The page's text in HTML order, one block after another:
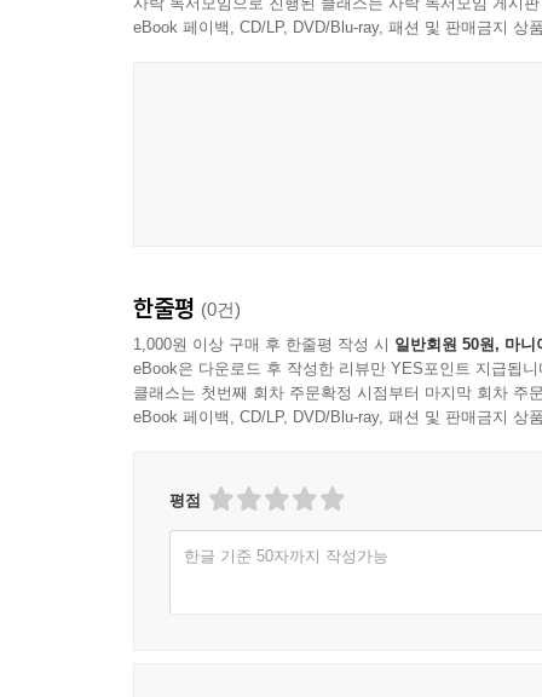
eBook 페이백, CD/LP, DVD/Blu-ray, 패션 및 판매금지 상
한줄평 (0건)
1,000원 이상 구매 후 한줄평 작성 시 일반회원 50원, 마니
eBook은 다운로드 후 작성한 리뷰만 YES포인트 지급됩니
클래스는 첫번째 회차 주문확정 시점부터 마지막 회차 주
eBook 페이백, CD/LP, DVD/Blu-ray, 패션 및 판매금지 상
평점
한글 기준 50자까지 작성가능